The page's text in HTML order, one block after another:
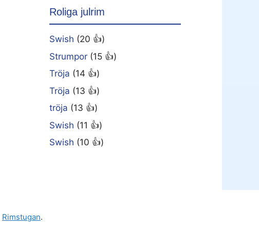
Roliga julrim
Swish (20 👍)
Strumpor (15 👍)
Tröja (14 👍)
Tröja (13 👍)
tröja (13 👍)
Swish (11 👍)
Swish (10 👍)
Rimstugan.